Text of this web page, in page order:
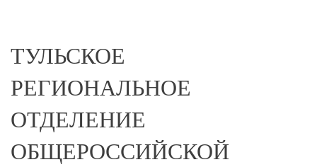
ТУЛЬСКОЕ
РЕГИОНАЛЬНОЕ
ОТДЕЛЕНИЕ
ОБЩЕРОССИЙСКОЙ